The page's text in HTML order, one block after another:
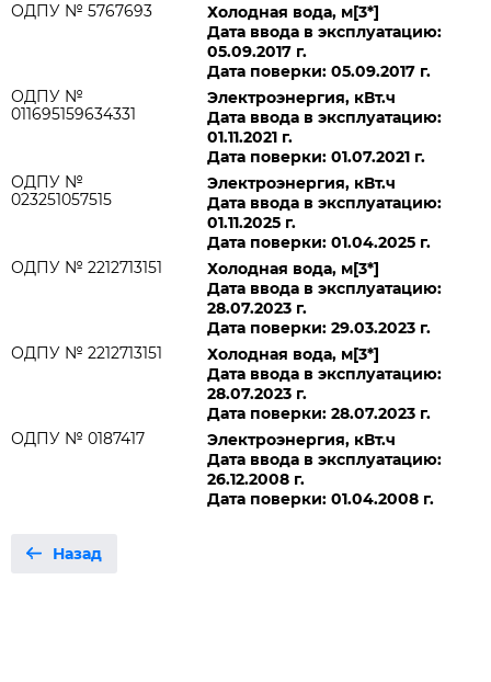
ОДПУ № 5767693
Холодная вода, м[3*]
Дата ввода в эксплуатацию:
05.09.2017 г.
Дата поверки: 05.09.2017 г.
ОДПУ №
011695159634331
Электроэнергия, кВт.ч
Дата ввода в эксплуатацию:
01.11.2021 г.
Дата поверки: 01.07.2021 г.
ОДПУ №
023251057515
Электроэнергия, кВт.ч
Дата ввода в эксплуатацию:
01.11.2025 г.
Дата поверки: 01.04.2025 г.
ОДПУ № 2212713151
Холодная вода, м[3*]
Дата ввода в эксплуатацию:
28.07.2023 г.
Дата поверки: 29.03.2023 г.
ОДПУ № 2212713151
Холодная вода, м[3*]
Дата ввода в эксплуатацию:
28.07.2023 г.
Дата поверки: 28.07.2023 г.
ОДПУ № 0187417
Электроэнергия, кВт.ч
Дата ввода в эксплуатацию:
26.12.2008 г.
Дата поверки: 01.04.2008 г.
Назад